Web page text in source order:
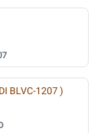
BLVC-1207 )